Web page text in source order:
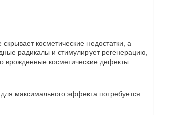
косметические недостатки, а
радикалы и стимулирует регенерацию,
врожденные косметические дефекты.
максимального эффекта потребуется